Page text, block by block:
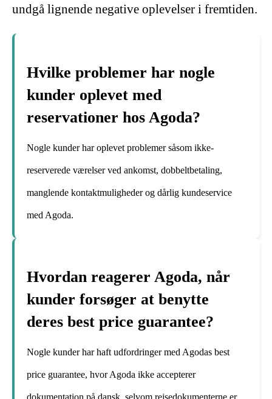
undgå lignende negative oplevelser i fremtiden.
Hvilke problemer har nogle
kunder oplevet med
reservationer hos Agoda?
Nogle kunder har oplevet problemer såsom ikke-
reserverede værelser ved ankomst, dobbeltbetaling,
manglende kontaktmuligheder og dårlig kundeservice
med Agoda.
Hvordan reagerer Agoda, når
kunder forsøger at benytte
deres best price guarantee?
Nogle kunder har haft udfordringer med Agodas best
price guarantee, hvor Agoda ikke accepterer
dokumentation på dansk, selvom rejsedokumenterne er